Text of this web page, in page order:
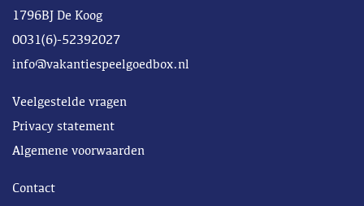
1796BJ De Koog
0031(6)-52392027
info@vakantiespeelgoedbox.nl
Veelgestelde vragen
Privacy statement
Algemene voorwaarden
Contact